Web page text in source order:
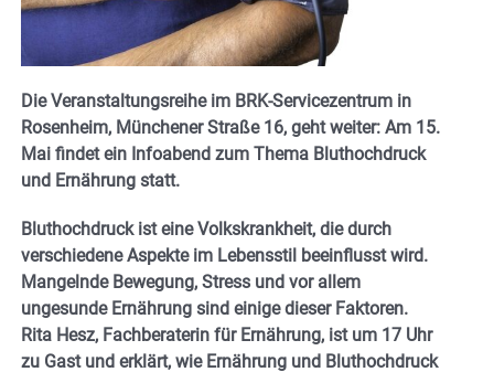
Die Veranstaltungsreihe im BRK-Servicezentrum in
Rosenheim, Münchener Straße 16, geht weiter: Am 15.
Mai findet ein Infoabend zum Thema Bluthochdruck
und Ernährung statt.
Bluthochdruck ist eine Volkskrankheit, die durch
verschiedene Aspekte im Lebensstil beeinflusst wird.
Mangelnde Bewegung, Stress und vor allem
ungesunde Ernährung sind einige dieser Faktoren.
Rita Hesz, Fachberaterin für Ernährung, ist um 17 Uhr
zu Gast und erklärt, wie Ernährung und Bluthochdruck